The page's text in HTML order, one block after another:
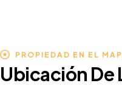
PROPIEDAD EN EL
Ubicación De